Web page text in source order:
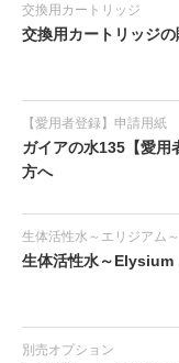
交換用カートリッジ
交換用カートリッジ
【愛用者登録】申請用紙
ガイアの水135【愛用
方へ
生体活性水～エリジアム～
生体活性水～Elysium
別売オプション